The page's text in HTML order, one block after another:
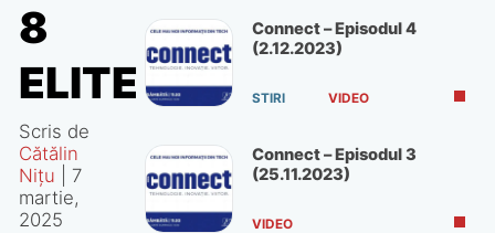
8
ELITE
Scris de
Cătălin
Nițu
7
martie,
2025
Connect – Episodul 4
(2.12.2023)
STIRI VIDEO
Connect – Episodul 3
(25.11.2023)
VIDEO